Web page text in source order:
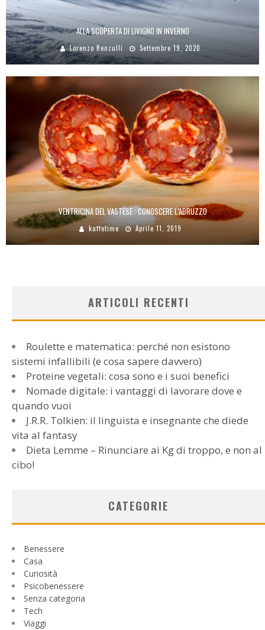
ALLA SCOPERTA DI LIVIGNO IN INVERNO
Lorenzo Renzulli Settembre 19, 2020
VENTRICINA DEL VASTESE : CONOSCERE L’ABRUZZO
kaffetime Aprile 11, 2019
ARTICOLI RECENTI
Roulette e matematica: perché non esistono
sistemi infallibili (e cosa sapere davvero)
Proteine vegetali: cosa sono e i suoi benefici
Nomade digitale: i vantaggi di lavorare dove e
quando vuoi
J.R.R. Tolkien: il linguista e insegnante che diede
vita al fantasy
Dieta Lemme – Rinunciare ai Kg di troppo, e non al
cibo!
CATEGORIE
Benessere
Casa
Curiosità
Psicobenessere
Senza categoria
Tech
Viaggi